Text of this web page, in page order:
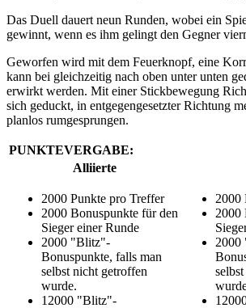
Das Duell dauert neun Runden, wobei ein
gewinnt, wenn es ihm gelingt den Gegner
Geworfen wird mit dem Feuerknopf, eine
kann bei gleichzeitig nach oben unter unten
erwirkt werden. Mit einer Stickbewegung
sich geduckt, in entgegengesetzter Richtung
planlos rumgesprungen.
PUNKTEVERGABE:
Alliierte
2000 Punkte pro Treffer
2000 Bonuspunkte für den
Sieger einer Runde
2000 "Blitz"-
Bonuspunkte, falls man
selbst nicht getroffen
wurde.
12000 "Blitz"-
2000
2000